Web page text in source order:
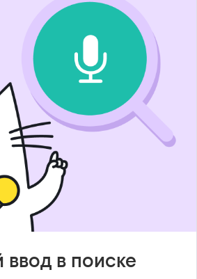
ввод в поиске